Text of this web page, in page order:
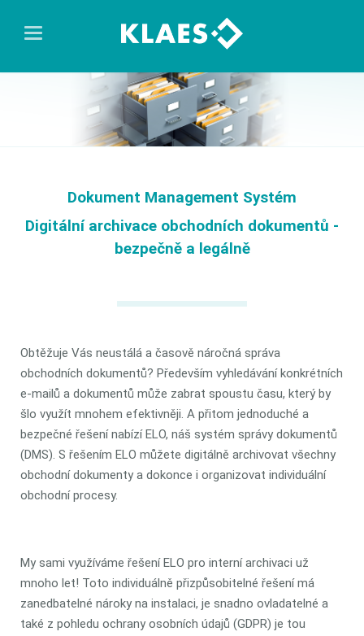
Dokument Management Systém
Digitální archivace obchodních dokumentů -
bezpečně a legálně
Obtěžuje Vás neustálá a časově náročná správa
obchodních dokumentů? Především vyhledávání konkrétních
e-mailů a dokumentů může zabrat spoustu času, který by
šlo využít mnohem efektivněji. A přitom jednoduché a
bezpečné řešení nabízí ELO, náš systém správy dokumentů
(DMS). S řešením ELO můžete digitálně archivovat všechny
obchodní dokumenty a dokonce i organizovat individuální
obchodní procesy.
My sami využíváme řešení ELO pro interní archivaci už
mnoho let! Toto individuálně přizpůsobitelné řešení má
zanedbatelné nároky na instalaci, je snadno ovladatelné a
také z pohledu ochrany osobních údajů (GDPR) je tou